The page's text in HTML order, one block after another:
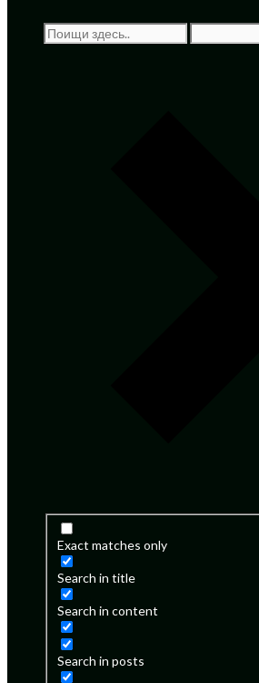
Exact matches only
Search in title
Search in content
Search in posts